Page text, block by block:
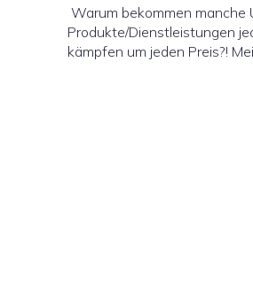
Warum bekommen manche
Produkte/Dienstleistungen
kämpfen um jeden Preis?!